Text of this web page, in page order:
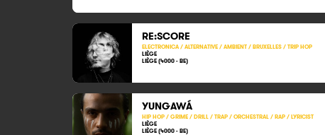
RE:SCORE
ELECTRONICA / ALTERNATIVE / AMBIENT / BRUXELLES / TRIP HOP
LIÈGE
LIÈGE (4000 - BE)
YUNGAWÁ
HIP HOP / GRIME / DRILL / TRAP / ORCHESTRAL / RAP / LYRICIST
LIÈGE
LIÈGE (4000 - BE)